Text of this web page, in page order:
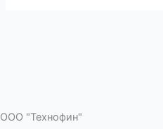
ООО "Технофин"